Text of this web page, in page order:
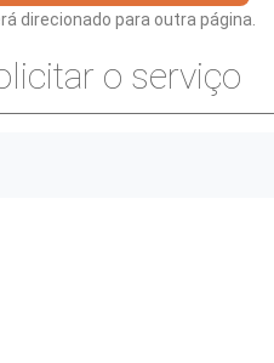
direcionado para outra página.
o serviço